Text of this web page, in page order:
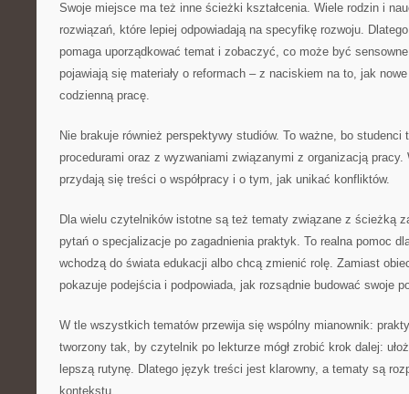
Swoje miejsce ma też inne ścieżki kształcenia. Wiele rodzin i
rozwiązań, które lepiej odpowiadają na specyfikę rozwoju.
pomaga uporządkować temat i zobaczyć, co może być
pojawiają się materiały o reformach – z naciskiem na to, jak
codzienną pracę.
Nie brakuje również perspektywy studiów. To ważne, bo studenci
procedurami oraz z wyzwaniami związanymi z organizacją
przydają się treści o współpracy i o tym, jak unikać konfliktów.
Dla wielu czytelników istotne są też tematy związane z ścieżką
pytań o specjalizacje po zagadnienia praktyk. To realna pomoc
wchodzą do świata edukacji albo chcą zmienić rolę. Zamiast
pokazuje podejścia i podpowiada, jak rozsądnie budować swoje
W tle wszystkich tematów przewija się wspólny mianownik:
tworzony tak, by czytelnik po lekturze mógł zrobić krok dalej:
lepszą rutynę. Dlatego język treści jest klarowny, a tematy są
kontekstu.